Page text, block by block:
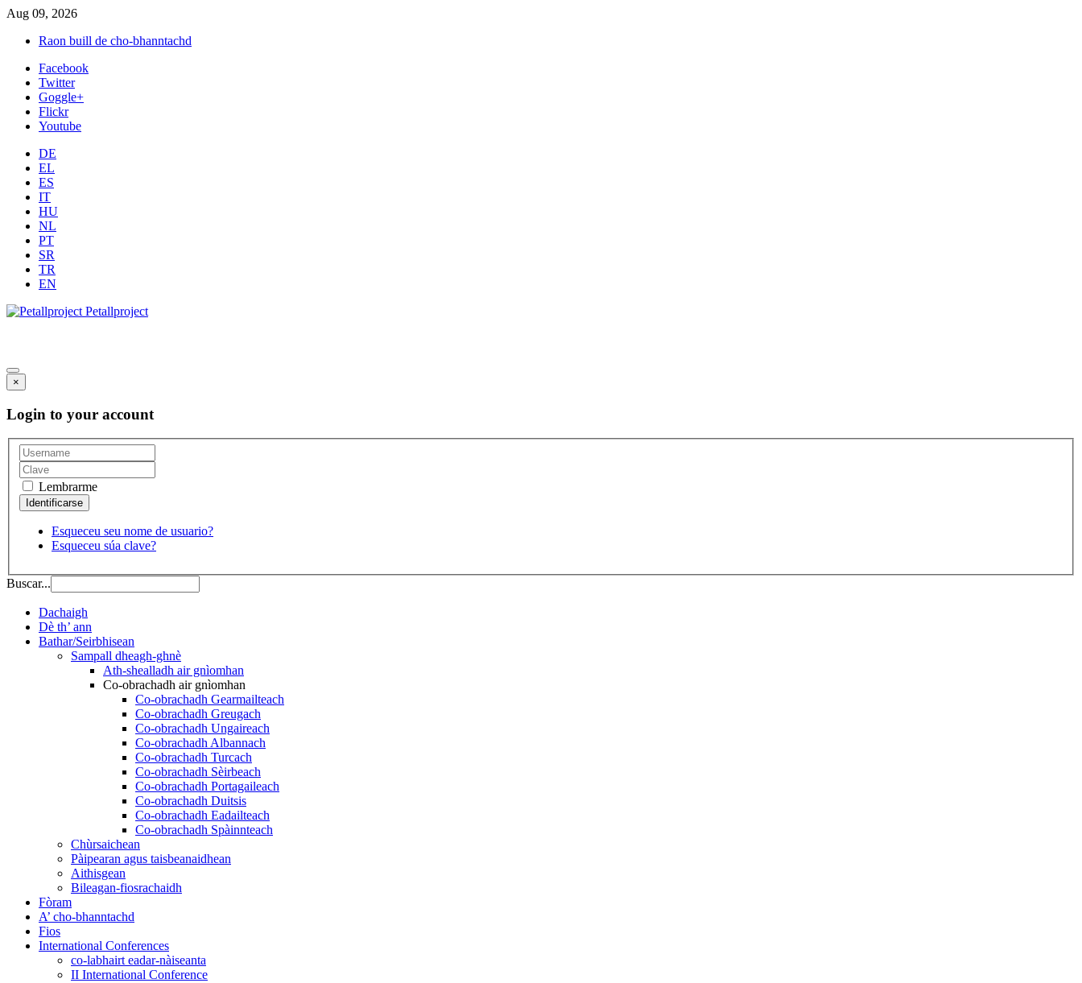
Aug 09, 2026
Raon buill de cho-bhanntachd
Facebook
Twitter
Goggle+
Flickr
Youtube
DE
EL
ES
IT
HU
NL
PT
SR
TR
EN
Petallproject
×
Login to your account
Lembrarme
Esqueceu seu nome de usuario?
Esqueceu súa clave?
Buscar...
Dachaigh
Dè th’ ann
Bathar/Seirbhisean
Sampall dheagh-ghnè
Ath-shealladh air gnìomhan
Co-obrachadh air gnìomhan
Co-obrachadh Gearmailteach
Co-obrachadh Greugach
Co-obrachadh Ungaireach
Co-obrachadh Albannach
Co-obrachadh Turcach
Co-obrachadh Sèirbeach
Co-obrachadh Portagaileach
Co-obrachadh Duitsis
Co-obrachadh Eadailteach
Co-obrachadh Spàinnteach
Chùrsaichean
Pàipearan agus taisbeanaidhean
Aithisgean
Bileagan-fiosrachaidh
Fòram
A’ cho-bhanntachd
Fios
International Conferences
co-labhairt eadar-nàiseanta
II International Conference